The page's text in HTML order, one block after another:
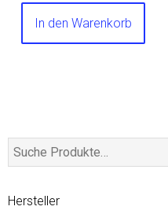
In den Warenkorb
Hersteller